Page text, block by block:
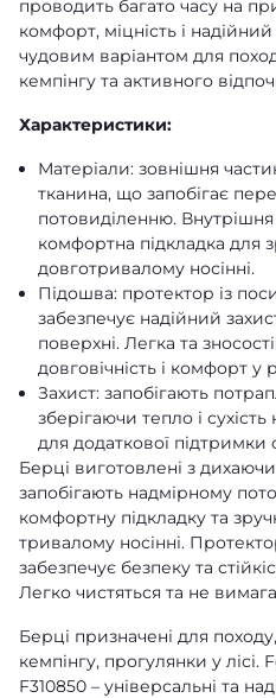
проводить багато часу на
комфорт, міцність і
чудовим варіантом для
кемпінгу та активного
Характеристики:
Матеріали: зовнішня
тканина, що запобігає
потовиділенню.
комфортна підкладка для
довготривалому носінні.
Підошва: протектор із
забезпечує надійний
поверхні. Легка та
довговічність і комфорт у
Захист: запобігають
зберігаючи тепло і
для додаткової підтримки
Берці виготовлені з
запобігають надмірному
комфортну підкладку та
тривалому носінні.
забезпечує безпеку та
Легко чистяться та не
Берці призначені для
кемпінгу, прогулянки у
F310850 – універсальні та